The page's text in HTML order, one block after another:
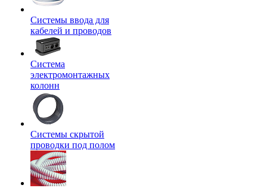
Системы ввода для
кабелей и проводов
Система
электромонтажных
колонн
Системы скрытой
проводки под полом